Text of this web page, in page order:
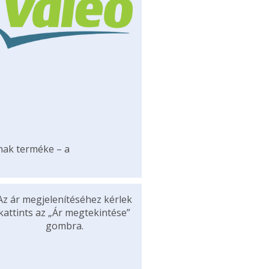
terméke – a
ár megjelenítéséhez kérlek
az „Ár megtekintése”
gombra.